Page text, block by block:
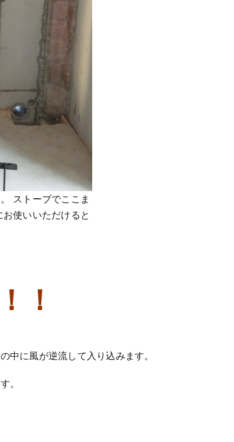
ストーブでここま
使いいただけると
！
中に風が逆流して入り込みます。
。